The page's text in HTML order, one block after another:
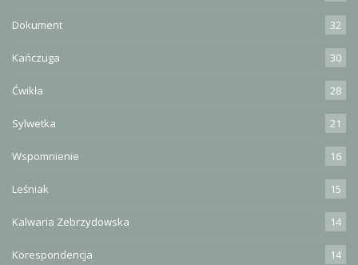
Dokument 32
Kańczuga 30
Ćwikła 28
Sylwetka 21
Wspomnienie 16
Leśniak 15
Kalwaria Zebrzydowska 14
Korespondencja 14